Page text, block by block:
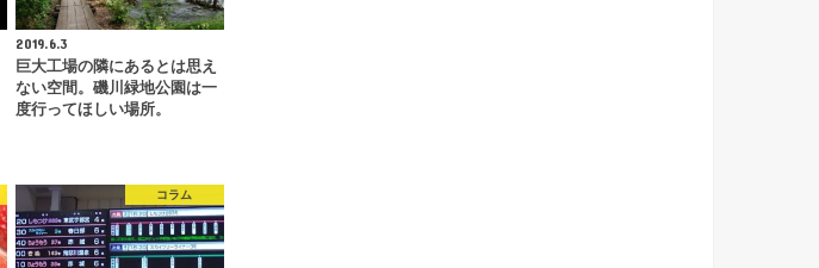
2019.6.3
巨大工場の隣にあるとは思え
ない空間。磯川緑地公園は一
度行ってほしい場所。
コラム